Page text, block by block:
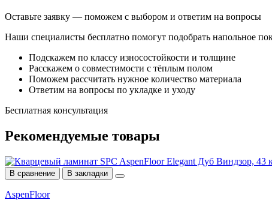
Оставьте заявку — поможем с выбором и ответим на вопросы
Наши специалисты бесплатно помогут подобрать напольное
Подскажем по классу износостойкости и толщине
Расскажем о совместимости с тёплым полом
Поможем рассчитать нужное количество материала
Ответим на вопросы по укладке и уходу
Бесплатная консультация
Рекомендуемые товары
В сравнение В закладки
AspenFloor